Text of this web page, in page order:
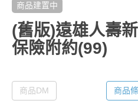
商品建置中
(舊版)遠雄人壽
保險附約(99)
商品DM 商品